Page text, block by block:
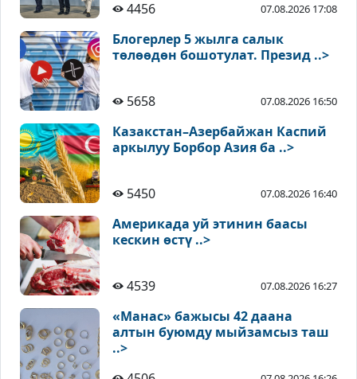
4456 07.08.2026 17:08
Блогерлер 5 жылга салык
төлөөдөн бошотулат. Презид ..>
5658 07.08.2026 16:50
Казакстан–Азербайжан Каспий
аркылуу Борбор Азия ба ..>
5450 07.08.2026 16:40
Америкада уй этинин баасы
кескин өстү ..>
4539 07.08.2026 16:27
«Манас» бажысы 42 даана
алтын буюмду мыйзамсыз таш
..>